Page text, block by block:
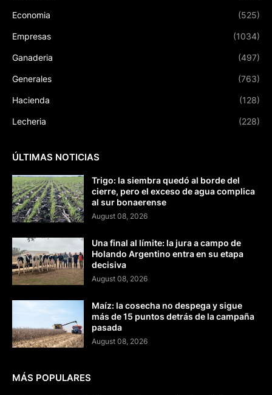
Economia (525)
Empresas (1034)
Ganaderia (497)
Generales (763)
Hacienda (128)
Lecheria (228)
ÚLTIMAS NOTICIAS
Trigo: la siembra quedó al borde del
cierre, pero el exceso de agua complica
al sur bonaerense
August 08, 2026
Una final al límite: la jura a campo de
Holando Argentino entra en su etapa
decisiva
August 08, 2026
Maíz: la cosecha no despega y sigue
más de 15 puntos detrás de la campaña
pasada
August 08, 2026
MÁS POPULARES